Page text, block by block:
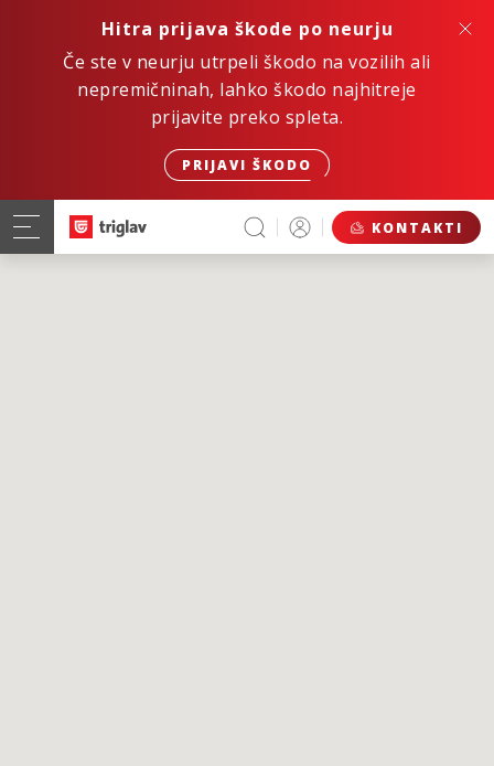
Hitra prijava škode po neurju
Če ste v neurju utrpeli škodo na vozilih ali
nepremičninah, lahko škodo najhitreje
prijavite preko spleta.
PRIJAVI ŠKODO
KONTAKTI